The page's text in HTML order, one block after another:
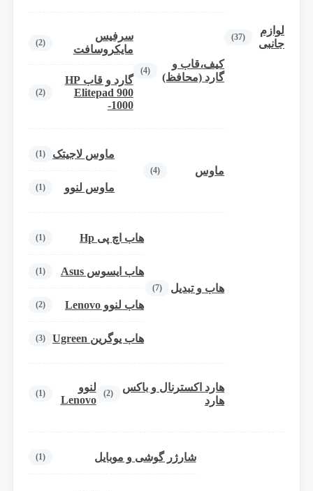
لوازم
جانبی
(37)
کیف،قاب و
گارد (محافظ)
(4)
سرفیس
مایکروسافت
(2)
گارد و قاب HP
Elitepad 900
-1000
(2)
ماوس (4)
ماوس لاجیتک (1)
ماوس لنوو (1)
هاب و تبدیل (7)
هاب اچ پی Hp (1)
هاب ایسوس Asus (1)
هاب لنوو Lenovo (2)
هاب یوگرین Ugreen (3)
هارد اکسترنال و باکس
هارد
(2)
لنوو
Lenovo
(1)
شارژر گوشی و موبایل (1)